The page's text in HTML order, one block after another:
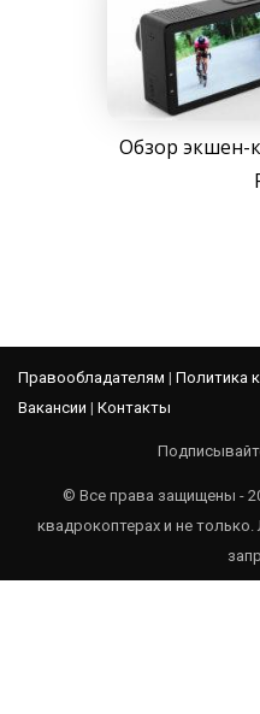
Обзор экшен-
Правообладателям | Политика
Вакансии | Контакты
© Все права защищены -
квадрокоптерах и не